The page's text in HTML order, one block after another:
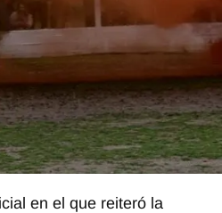
en el que reiteró la